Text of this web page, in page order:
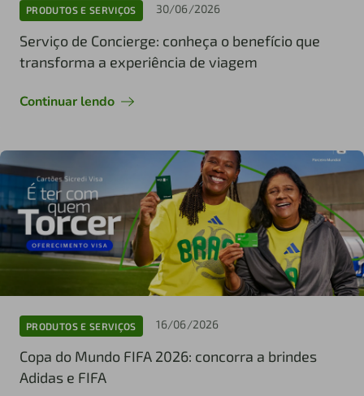
PRODUTOS E SERVIÇOS 30/06/2026
Serviço de Concierge: conheça o benefício que
transforma a experiência de viagem
Continuar lendo
PRODUTOS E SERVIÇOS 16/06/2026
Copa do Mundo FIFA 2026: concorra a brindes
Adidas e FIFA